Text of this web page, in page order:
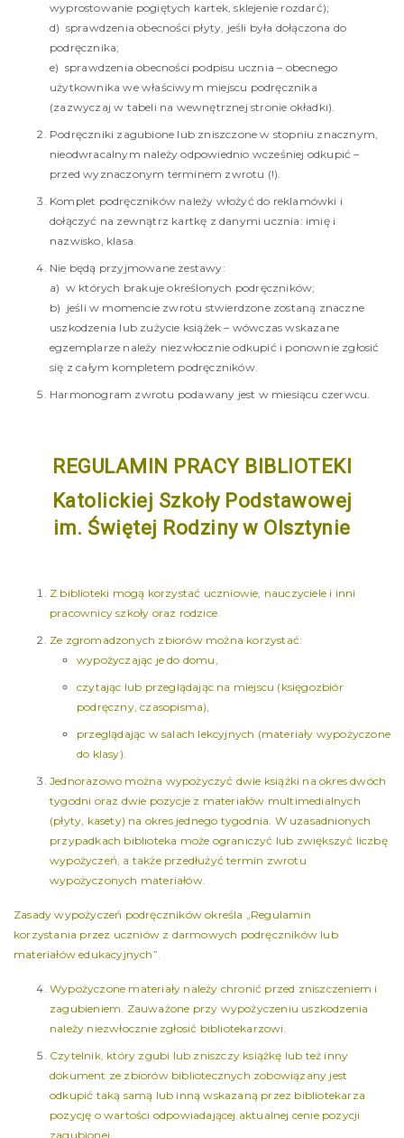
wyprostowanie pogiętych kartek, sklejenie rozdarć);
d) sprawdzenia obecności płyty, jeśli była dołączona do
podręcznika;
e) sprawdzenia obecności podpisu ucznia – obecnego
użytkownika we właściwym miejscu podręcznika
(zazwyczaj w tabeli na wewnętrznej stronie okładki).
Podręczniki zagubione lub zniszczone w stopniu znacznym,
nieodwracalnym należy odpowiednio wcześniej odkupić –
przed wyznaczonym terminem zwrotu (!).
Komplet podręczników należy włożyć do reklamówki i
dołączyć na zewnątrz kartkę z danymi ucznia: imię i
nazwisko, klasa.
Nie będą przyjmowane zestawy:
a) w których brakuje określonych podręczników;
b) jeśli w momencie zwrotu stwierdzone zostaną znaczne
uszkodzenia lub zużycie książek – wówczas wskazane
egzemplarze należy niezwłocznie odkupić i ponownie zgłosić
się z całym kompletem podręczników.
Harmonogram zwrotu podawany jest w miesiącu czerwcu.
REGULAMIN PRACY BIBLIOTEKI
Katolickiej Szkoły Podstawowej
im. Świętej Rodzinyw Olsztynie
Z biblioteki mogą korzystać uczniowie, nauczyciele i inni
pracownicy szkoły oraz rodzice.
Ze zgromadzonych zbiorów można korzystać:
wypożyczając je do domu,
czytając lub przeglądając na miejscu (księgozbiór
podręczny, czasopisma),
przeglądając w salach lekcyjnych (materiały wypożyczone
do klasy).
Jednorazowo można wypożyczyć dwie książki na okres dwóch
tygodni oraz dwie pozycje z materiałów multimedialnych
(płyty, kasety) na okres jednego tygodnia. W uzasadnionych
przypadkach biblioteka może ograniczyć lub zwiększyć liczbę
wypożyczeń, a także przedłużyć termin zwrotu
wypożyczonych materiałów.
Zasady wypożyczeń podręczników określa „Regulamin
korzystania przez uczniów z darmowych podręczników lub
materiałów edukacyjnych”.
Wypożyczone materiały należy chronić przed zniszczeniem i
zagubieniem. Zauważone przy wypożyczeniu uszkodzenia
należy niezwłocznie zgłosić bibliotekarzowi.
Czytelnik, który zgubi lub zniszczy książkę lub też inny
dokument ze zbiorów bibliotecznych zobowiązany jest
odkupić taką samą lub inną wskazaną przez bibliotekarza
pozycję o wartości odpowiadającej aktualnej cenie pozycji
zagubionej.